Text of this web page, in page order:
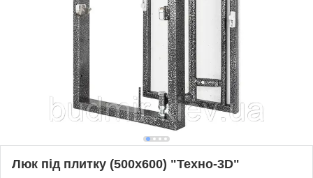
Люк під плитку (500х600) "Техно-3D"